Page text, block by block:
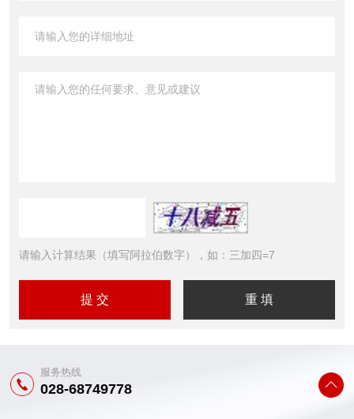
请输入计算结果（填写阿拉伯数字），如：三加四=7
服务热线
028-68749778